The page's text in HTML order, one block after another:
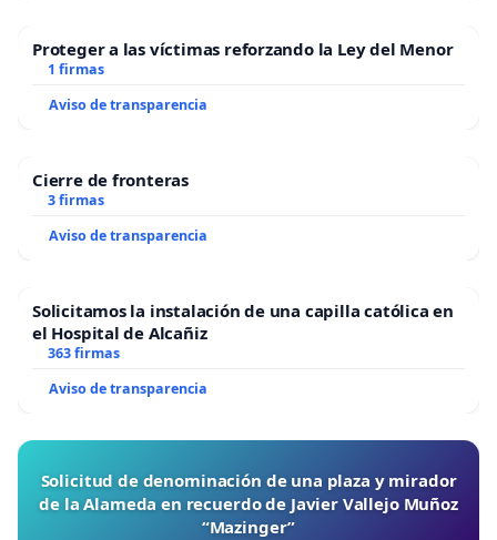
Proteger a las víctimas reforzando la Ley del Menor
1 firmas
Aviso de transparencia
Cierre de fronteras
3 firmas
Aviso de transparencia
Solicitamos la instalación de una capilla católica en
el Hospital de Alcañiz
363 firmas
Aviso de transparencia
Solicitud de denominación de una plaza y mirador
de la Alameda en recuerdo de Javier Vallejo Muñoz
“Mazinger”